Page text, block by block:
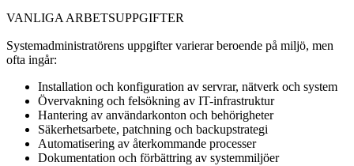
VANLIGA ARBETSUPPGIFTER
Systemadministratörens uppgifter varierar beroende på miljö, men
ofta ingår:
Installation och konfiguration av servrar, nätverk och system
Övervakning och felsökning av IT-infrastruktur
Hantering av användarkonton och behörigheter
Säkerhetsarbete, patchning och backupstrategi
Automatisering av återkommande processer
Dokumentation och förbättring av systemmiljöer